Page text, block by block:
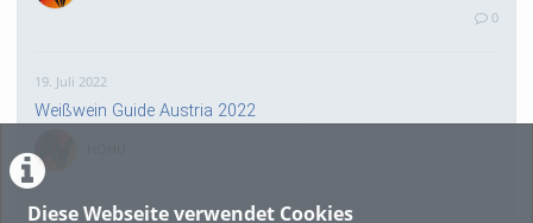
Diese Webseite verwendet Cookies
0
19. Juli 2022
Weißwein Guide Austria 2022